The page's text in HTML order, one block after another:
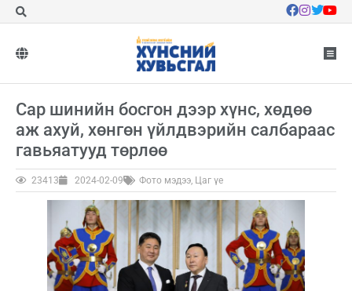
Сар шинийн босгон дээр хүнс, хөдөө
аж ахуй, хөнгөн үйлдвэрийн салбараас
гавьяатууд төрлөө
23413 2024-02-09 Фото мэдээ, Цаг үе